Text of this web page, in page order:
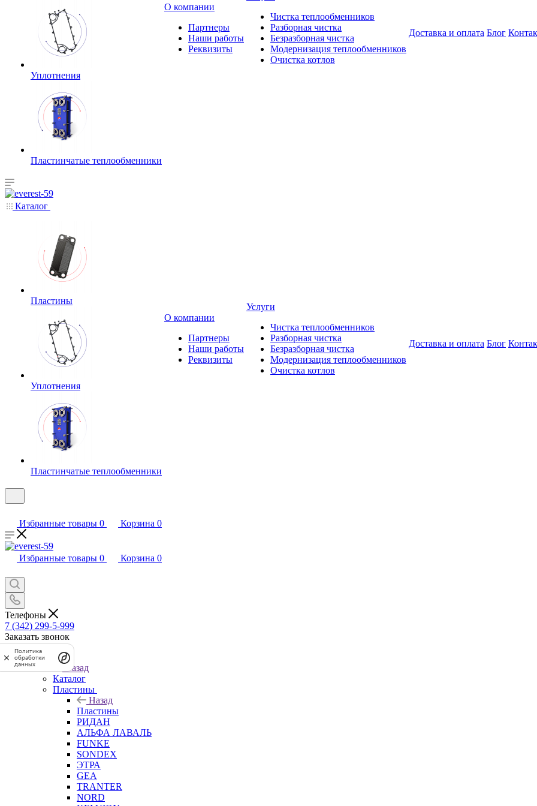
Уплотнения
Пластинчатые теплообменники
О компании
Партнеры
Наши работы
Реквизиты
Чистка теплообменников
Разборная чистка
Безразборная чистка
Модернизация теплообменников
Очистка котлов
Доставка и оплата Блог
Каталог
Пластины
Уплотнения
Пластинчатые теплообменники
О компании
Партнеры
Наши работы
Реквизиты
Услуги
Чистка теплообменников
Разборная чистка
Безразборная чистка
Модернизация теплообменников
Очистка котлов
Доставка и оплата Блог
Избранные товары 0 Корзина 0
Избранные товары 0 Корзина 0
Телефоны
7 (342) 299-5-999
Заказать звонок
Каталог
Назад
Каталог
Пластины
Назад
Пластины
РИДАН
АЛЬФА ЛАВАЛЬ
FUNKE
SONDEX
ЭТРА
GEA
TRANTER
NORD
Политика
обработки
данных